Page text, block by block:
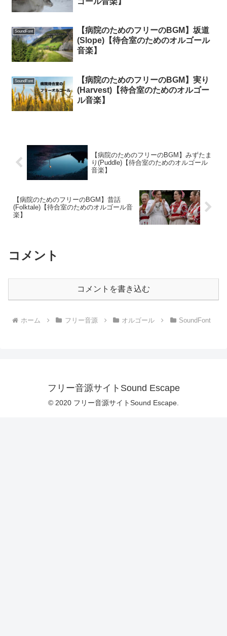
SoundFont
【病院のためのフリーのBGM】坂道
(Slope)【待合室のためのオルゴール
音楽】
SoundFont
【病院のためのフリーのBGM】実り
(Harvest)【待合室のためのオルゴー
ル音楽】
【病院のためのフリーのBGM】みずたま
り(Puddle)【待合室のためのオルゴール
音楽】
【病院のためのフリーのBGM】昔話
(Folktale)【待合室のためのオルゴール音
楽】
コメント
コメントを書き込む
ホーム フリー音源 オルゴール SoundFont
フリー音源サイトSound Escape
© 2020 フリー音源サイトSound Escape.